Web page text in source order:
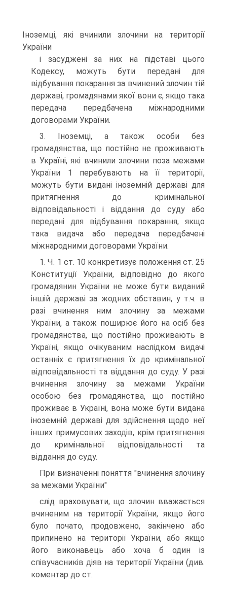
Іноземці, які вчинили злочини на території
України
і засуджені за них на підставі цього
Кодексу, можуть бути передані для
відбування покарання за вчинений злочин тій
державі, громадянами якої вони є, якщо така
передача передбачена міжнародними
договорами України.
3. Іноземці, а також особи без
громадянства, що постійно не проживають
в Україні, які вчинили злочини поза межами
України 1 перебувають на її території,
можуть бути видані іноземній державі для
притягнення до кримінальної
відповідальності і віддання до суду або
передані для відбування покарання, якщо
така видача або передача передбачені
міжнародними договорами України.
1. Ч. 1 ст. 10 конкретизує положення ст. 25
Конституції України, відповідно до якого
громадянин України не може бути виданий
іншій державі за жодних обставин, у т.ч. в
разі вчинення ним злочину за межами
України, а також поширює його на осіб без
громадянства, що постійно проживають в
Україні, якщо очікуваним наслідком видачі
останніх є притягнення їх до кримінальної
відповідальності та віддання до суду. У разі
вчинення злочину за межами України
особою без громадянства, що постійно
проживає в Україні, вона може бути видана
іноземній державі для здійснення щодо неї
інших примусових заходів, крім притягнення
до кримінальної відповідальності та
віддання до суду.
При визначенні поняття "вчинення злочину
за межами України"
слід враховувати, що злочин вважається
вчиненим на території України, якщо його
було почато, продовжено, закінчено або
припинено на території України, або якщо
його виконавець або хоча б один із
співучасників діяв на території України (див.
коментар до ст.